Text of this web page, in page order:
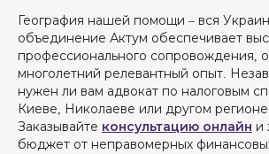
География нашей помощи – вся
объединение Актум обеспечивает
профессионального сопровождения,
многолетний релевантный опыт.
нужен ли вам адвокат по налоговым
Киеве, Николаеве или другом
Заказывайте консультацию онлайн и
бюджет от неправомерных